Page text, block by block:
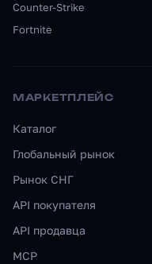
Counter-Strike
Fortnite
МАРКЕТПЛЕЙС
Каталог
Глобальный рынок
Рынок СНГ
API покупателя
API продавца
MCP